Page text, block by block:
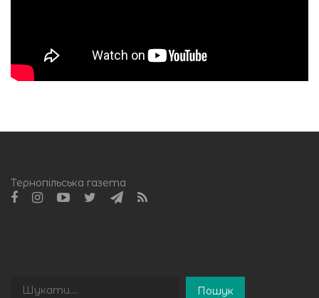
Тернопільська газета
Пошук
Пошук